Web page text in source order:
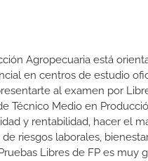
Agropecuaria está
en centros de estudio
al examen por
Técnico Medio en
y rentabilidad, hacer el
riesgos laborales,
Libres de FP es